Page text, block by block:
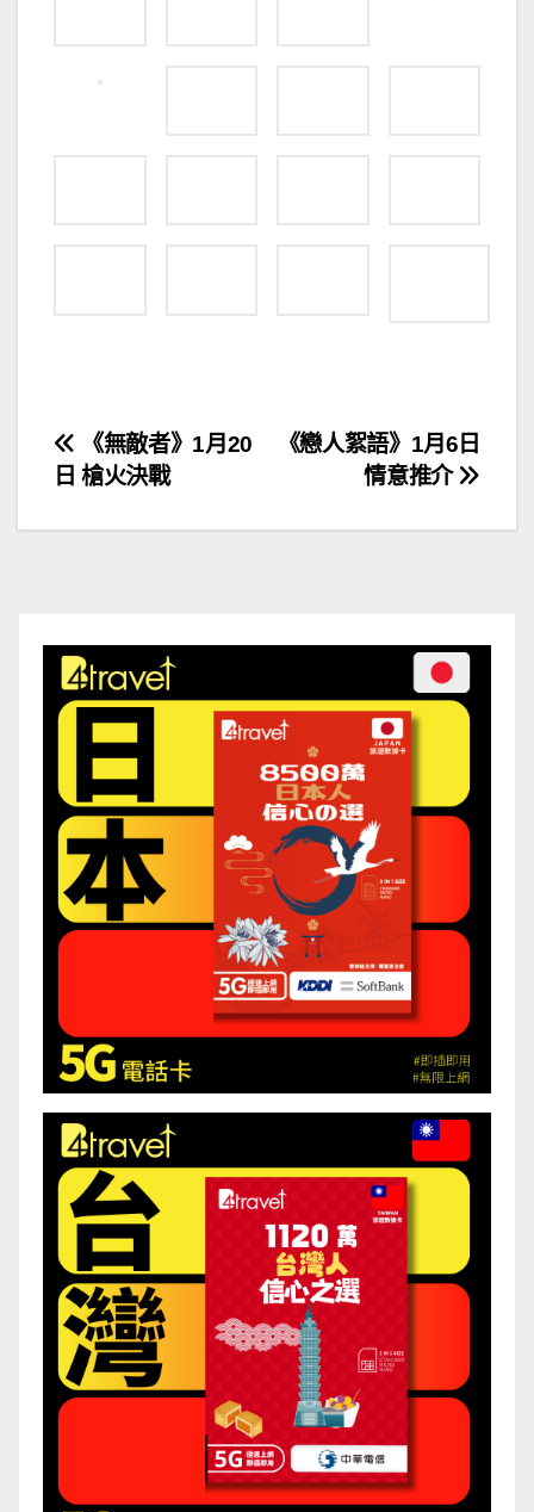
文
章
《戀人絮語》1月6日
情意推介
《無敵者》1月20
日 槍火決戰